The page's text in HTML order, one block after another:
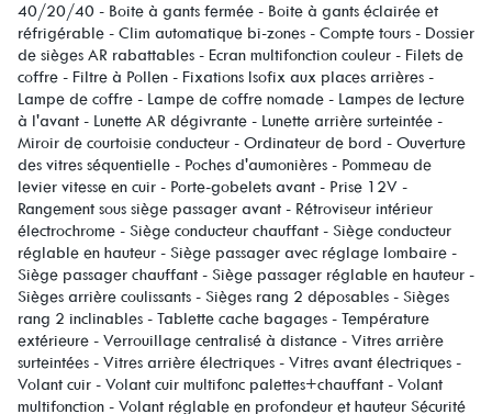
40/20/40 - Boite à gants fermée - Boite à gants éclairée et
réfrigérable - Clim automatique bi-zones - Compte tours - Dossier
de sièges AR rabattables - Ecran multifonction couleur - Filets de
coffre - Filtre à Pollen - Fixations Isofix aux places arrières -
Lampe de coffre - Lampe de coffre nomade - Lampes de lecture
à l'avant - Lunette AR dégivrante - Lunette arrière surteintée -
Miroir de courtoisie conducteur - Ordinateur de bord - Ouverture
des vitres séquentielle - Poches d'aumonières - Pommeau de
levier vitesse en cuir - Porte-gobelets avant - Prise 12V -
Rangement sous siège passager avant - Rétroviseur intérieur
électrochrome - Siège conducteur chauffant - Siège conducteur
réglable en hauteur - Siège passager avec réglage lombaire -
Siège passager chauffant - Siège passager réglable en hauteur -
Sièges arrière coulissants - Sièges rang 2 déposables - Sièges
rang 2 inclinables - Tablette cache bagages - Température
extérieure - Verrouillage centralisé à distance - Vitres arrière
surteintées - Vitres arrière électriques - Vitres avant électriques -
Volant cuir - Volant cuir multifonc palettes+chauffant - Volant
multifonction - Volant réglable en profondeur et hauteur Sécurité